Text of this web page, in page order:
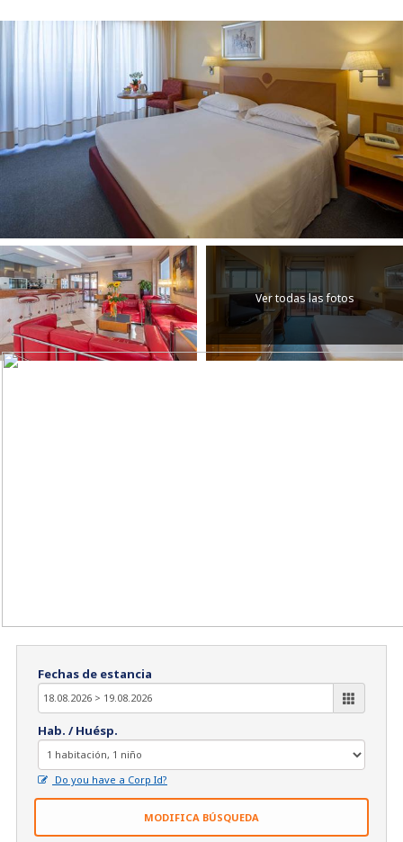
Ver todas las fotos
Fechas de estancia
Hab. / Huésp.
Do you have a Corp Id?
MODIFICA BÚSQUEDA